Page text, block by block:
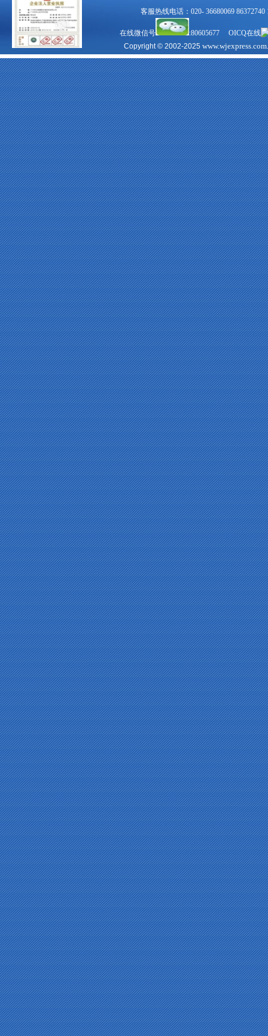
客服热线电话：020- 36680069
在线微信号
:80605677 OICQ在线
Copyright © 2002-2025 www.wjexpress.com